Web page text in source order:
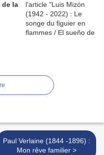
de la
Paul Verlaine (1844 -1896) :
Mon rêve familier >